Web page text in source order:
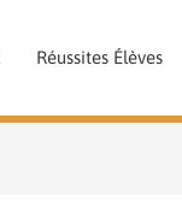
Réussites Élèves